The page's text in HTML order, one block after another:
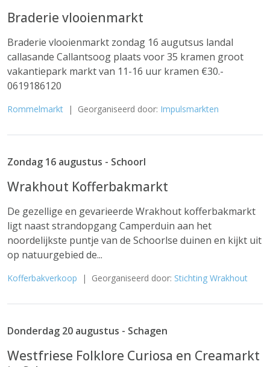
Braderie vlooienmarkt
Braderie vlooienmarkt zondag 16 augutsus landal
callasande Callantsoog plaats voor 35 kramen groot
vakantiepark markt van 11-16 uur kramen €30.-
0619186120
Rommelmarkt | Georganiseerd door: Impulsmarkten
Zondag 16 augustus - Schoorl
Wrakhout Kofferbakmarkt
De gezellige en gevarieerde Wrakhout kofferbakmarkt
ligt naast strandopgang Camperduin aan het
noordelijkste puntje van de Schoorlse duinen en kijkt uit
op natuurgebied de...
Kofferbakverkoop | Georganiseerd door: Stichting Wrakhout
Donderdag 20 augustus - Schagen
Westfriese Folklore Curiosa en Creamarkt